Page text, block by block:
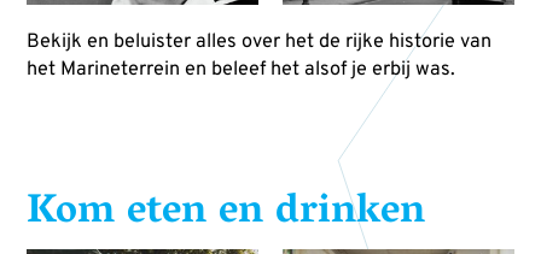
Bekijk en beluister alles over het de rijke historie van
het Marineterrein en beleef het alsof je erbij was.
Kom eten en drinken